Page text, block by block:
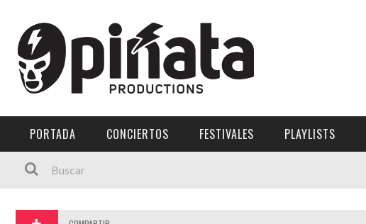
Menú Principal
PORTADA
FESTIVALES
EXPOSICIONES
PORTADA CONCIERTOS FESTIVALES PLAYLISTS